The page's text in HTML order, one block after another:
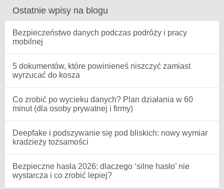
Ostatnie wpisy na blogu
Bezpieczeństwo danych podczas podróży i pracy
mobilnej
5 dokumentów, które powinieneś niszczyć zamiast
wyrzucać do kosza
Co zrobić po wycieku danych? Plan działania w 60
minut (dla osoby prywatnej i firmy)
Deepfake i podszywanie się pod bliskich: nowy wymiar
kradzieży tożsamości
Bezpieczne hasła 2026: dlaczego ‘silne hasło’ nie
wystarcza i co zrobić lepiej?